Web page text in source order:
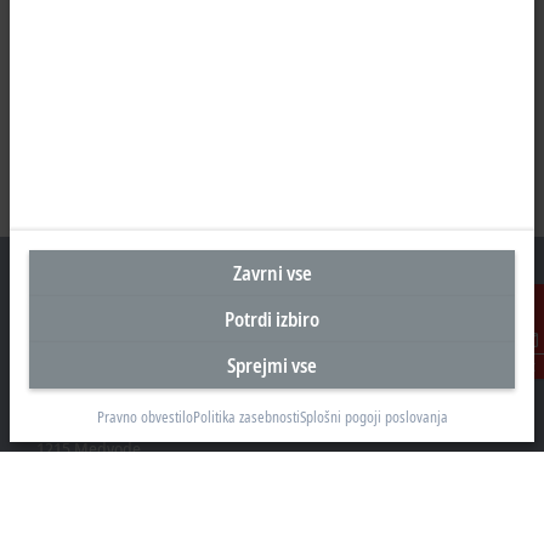
Kontakt
Beckhoff Avtomatizacija d.o.o.
Zbiljska cesta 4
1215 Medvode
Zavrni vse
Potrdi izbiro
Sprejmi vse
Pravno obvestiloPolitika zasebnostiSplošni pogoji poslovanja